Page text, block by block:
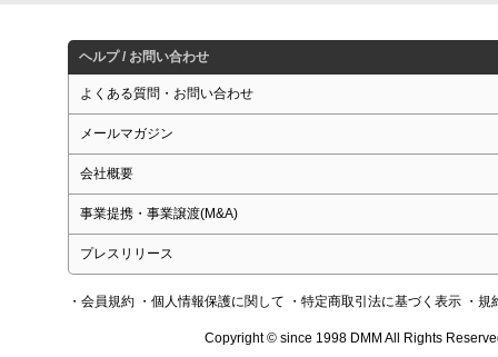
ヘルプ / お問い合わせ
よくある質問・お問い合わせ
メールマガジン
会社概要
事業提携・事業譲渡(M&A)
プレスリリース
・会員規約 ・個人情報保護に関して ・特定商取引法に基づく表示 ・規
Copyright © since 1998 DMM All Rights